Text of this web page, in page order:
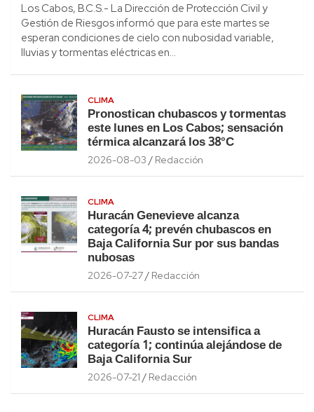
Los Cabos, B.C.S.- La Dirección de Protección Civil y
Gestión de Riesgos informó que para este martes se
esperan condiciones de cielo con nubosidad variable,
lluvias y tormentas eléctricas en…
CLIMA
Pronostican chubascos y tormentas
este lunes en Los Cabos; sensación
térmica alcanzará los 38°C
2026-08-03 Redacción
CLIMA
Huracán Genevieve alcanza
categoría 4; prevén chubascos en
Baja California Sur por sus bandas
nubosas
2026-07-27 Redacción
CLIMA
Huracán Fausto se intensifica a
categoría 1; continúa alejándose de
Baja California Sur
2026-07-21 Redacción